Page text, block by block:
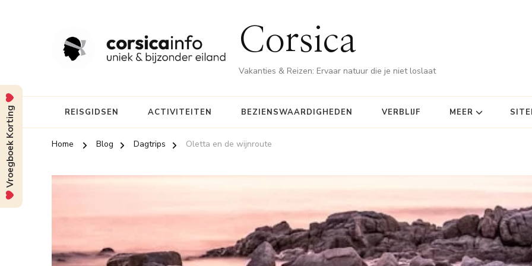
Corsica
Vakanties & Reizen: Ervaar natuur die je niet loslaat
REISGIDSEN ACTIVITEITEN BEZIENSWAARDIGHEDEN VERBLIJF MEER
Home Blog Dagtrips Oletta en de wijnroute
Vroegboek Korting